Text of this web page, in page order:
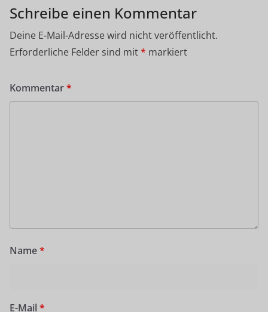
Schreibe einen Kommentar
Deine E-Mail-Adresse wird nicht veröffentlicht.
Erforderliche Felder sind mit* markiert
Kommentar*
Name*
E-Mail *